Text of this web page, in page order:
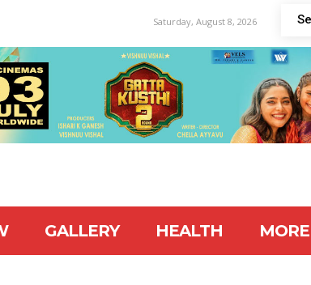
Saturday, August 8, 2026
GALLERY HEALTH MORE